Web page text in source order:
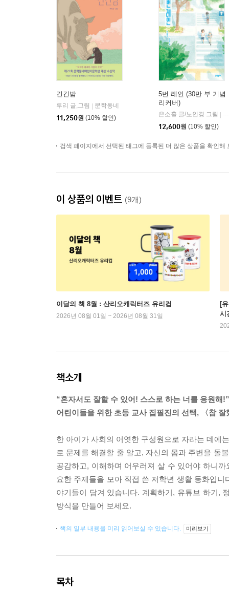
긴긴밤
루리 글,그림
문학동네
11,250원 (10% 할인)
5번 레인 (30만 부 기념
리커버)
은소홀 글/노인경 그림
12,600원 (10% 할인)
검색 페이지에서 선택된 태그에 등록된 더 많은 상품을 확인해
이 상품의 이벤트 (9개)
이달의 책 8월 : 산리오캐릭터즈 유리컵
2026년 08월 01일 ~ 2026년 08월 31일
[
시
책소개
“혼자서도 잘할 수 있어! 스스로 하는 너를 응원해!”
어린이들을 위한 초등 교사 집필진의 선택, 〈참
한 아이가 사회의 어엿한 구성원으로 자라는 데에
로 문제를 해결할 줄 알고, 자신의 몸과 주변을 돌
공감하고, 이해하며 어우러져 살 수 있어야 하니
요한 주제들을 모아 직접 쓴 저학년 생활 동화입
야기들이 담겨 있습니다. 계획하기, 유튜브 하기,
방식을 만들어 보세요.
책의 일부 내용을 미리 읽어보실 수 있습니다. 미리보기
목차